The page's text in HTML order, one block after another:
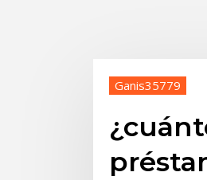
Ganis35779